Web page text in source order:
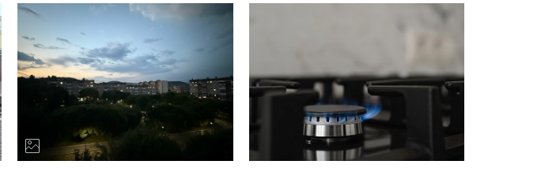
детей – в 10:30. «Учитывая большое
количество новых национальных танцев
и хороводов в программе, настоятельно
рекомендуем познакомиться с ними на
репетициях, которые пройдут 6 (четверг)
и 11 (вторник) августа в 18:00 на той же
площади, - сообщают организаторы. И
добавляют: - Репетиции состоятся в
любую погоду! Если не на открытом
воздухе, то в большом зале на 5-ом
этаже». Праздники для детей и взрослых
в этом году будут объединены общим